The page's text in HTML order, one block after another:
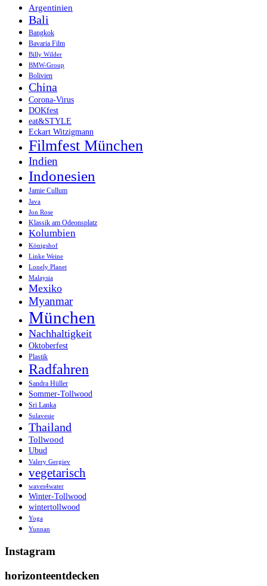
Argentinien
Bali
Bangkok
Bavaria Film
Billy Wilder
BMW-Group
Bolivien
China
Corona-Virus
DOKfest
eat&STYLE
Eckart Witzigmann
Filmfest München
Indien
Indonesien
Jamie Cullum
Java
Jon Rose
Klassik am Odeonsplatz
Kolumbien
Königshof
Linke Weine
Lonely Planet
Malaysia
Mexiko
Myanmar
München
Nachhaltigkeit
Oktoberfest
Plastik
Radfahren
Sandra Hüller
Sommer-Tollwood
Sri Lanka
Sulavesie
Thailand
Tollwood
Ubud
Valery Gergiev
vegetarisch
waves4water
Winter-Tollwood
wintertollwood
Yoga
Yunnan
Instagram
horizonteentdecken